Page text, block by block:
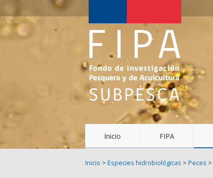
de
Investigación
Pesquera
y
Acuicultura
(FIPA)-
SUBPESCA
Inicio FIPA
Inicio > Especies hidrobiológicas > Peces >